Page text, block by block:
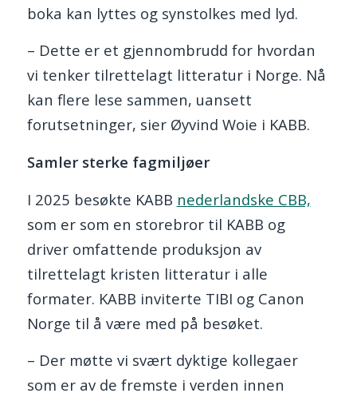
boka kan lyttes og synstolkes med lyd.
– Dette er et gjennombrudd for hvordan
vi tenker tilrettelagt litteratur i Norge. Nå
kan flere lese sammen, uansett
forutsetninger, sier Øyvind Woie i KABB.
Samler sterke fagmiljøer
I 2025 besøkte KABB nederlandske CBB,
som er som en storebror til KABB og
driver omfattende produksjon av
tilrettelagt kristen litteratur i alle
formater. KABB inviterte TIBI og Canon
Norge til å være med på besøket.
– Der møtte vi svært dyktige kollegaer
som er av de fremste i verden innen